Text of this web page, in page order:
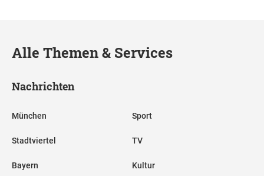
Alle Themen & Services
Nachrichten
München
Stadtviertel
Bayern
Sport
TV
Kultur